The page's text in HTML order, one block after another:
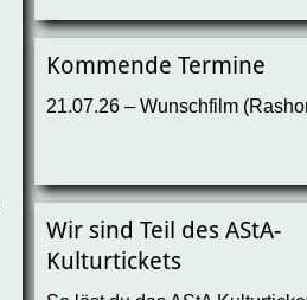
Kommende Termine
21.07.26 – Wunschfilm
Wir sind Teil des AStA-
Kulturtickets